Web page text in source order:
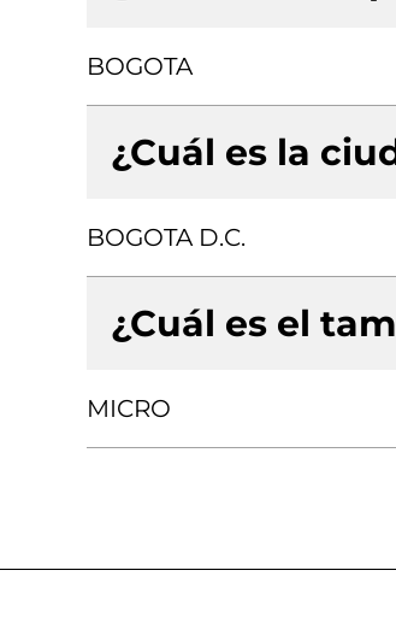
BOGOTA
¿Cuál es la
BOGOTA D.C.
¿Cuál es el
MICRO